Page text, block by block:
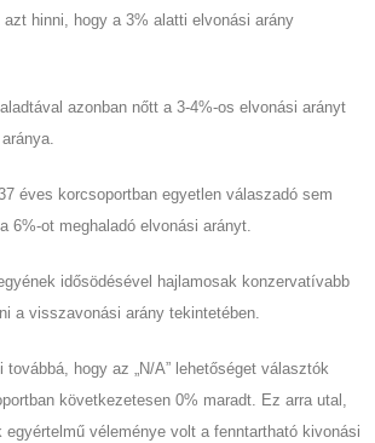
azt hinni, hogy a 3% alatti elvonási arány
azonban nőtt a 3-4%-os elvonási arányt
éves korcsoportban egyetlen válaszadó sem
6%-ot meghaladó elvonási arányt.
idősödésével hajlamosak konzervatívabb
a visszavonási arány tekintetében.
továbbá, hogy az „N/A” lehetőséget választók
következetesen 0% maradt. Ez arra utal,
egyértelmű véleménye volt a fenntartható kivonási